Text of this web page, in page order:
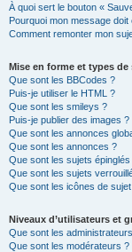
À quoi sert le bouton «
Pourquoi mon message doit
Comment remonter mon
Mise en forme et types de
Que sont les BBCodes ?
Puis-je utiliser le HTML ?
Que sont les smileys ?
Puis-je publier des images ?
Que sont les annonces
Que sont les annonces ?
Que sont les sujets épinglés
Que sont les sujets
Que sont les icônes de
Niveaux d’utilisateurs et
Que sont les
Que sont les modérateurs ?